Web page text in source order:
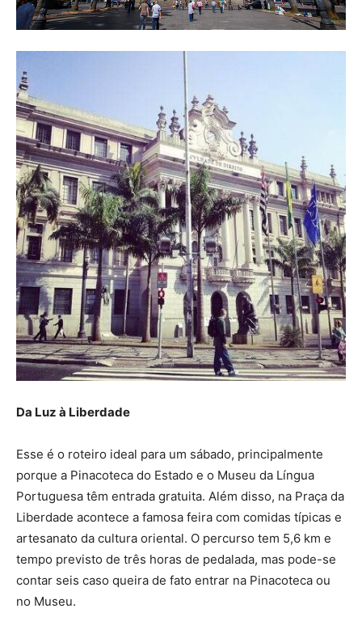
Da Luz à Liberdade
Esse é o roteiro ideal para um sábado, principalmente
porque a Pinacoteca do Estado e o Museu da Língua
Portuguesa têm entrada gratuita. Além disso, na Praça da
Liberdade acontece a famosa feira com comidas típicas e
artesanato da cultura oriental. O percurso tem 5,6 km e
tempo previsto de três horas de pedalada, mas pode-se
contar seis caso queira de fato entrar na Pinacoteca ou
no Museu.